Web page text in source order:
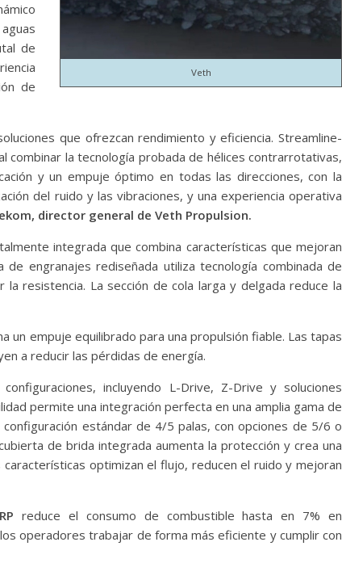
Veth
de
de
que ofrezcan rendimiento y eficiencia. Streamline-
combinar la tecnología probada de hélices contrarrotativas,
y un empuje óptimo en todas las direcciones, con la
del ruido y las vibraciones, y una experiencia operativa
director general de Veth Propulsion.
integrada que combina características que mejoran
engranajes rediseñada utiliza tecnología combinada de
resistencia. La sección de cola larga y delgada reduce la
un empuje equilibrado para una propulsión fiable. Las tapas
a reducir las pérdidas de energía.
incluyendo L-Drive, Z-Drive y soluciones
permite una integración perfecta en una amplia gama de
estándar de 4/5 palas, con opciones de 5/6 o
de brida integrada aumenta la protección y crea una
optimizan el flujo, reducen el ruido y mejoran
reduce el consumo de combustible hasta en 7% en
operadores trabajar de forma más eficiente y cumplir con